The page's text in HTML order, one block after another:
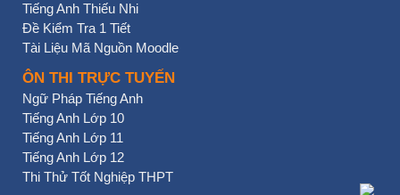
Tiếng Anh Thiếu Nhi
Đề Kiểm Tra 1 Tiết
Tài Liệu Mã Nguồn Moodle
ÔN THI TRỰC TUYẾN
Ngữ Pháp Tiếng Anh
Tiếng Anh Lớp 10
Tiếng Anh Lớp 11
Tiếng Anh Lớp 12
Thi Thử Tốt Nghiệp THPT